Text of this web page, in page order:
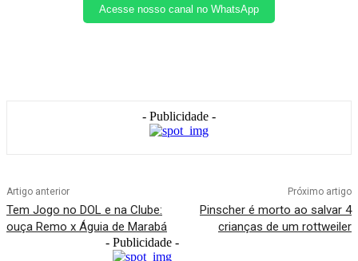
Acesse nosso canal no WhatsApp
- Publicidade -
Artigo anterior
Tem Jogo no DOL e na Clube:
ouça Remo x Águia de Marabá
Próximo artigo
Pinscher é morto ao salvar 4
crianças de um rottweiler
- Publicidade -